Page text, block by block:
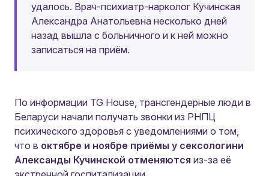
удалось. Врач-психиатр-нарколог Кучинская
Александра Анатольевна несколько дней
назад вышла с больничного и к ней можно
записаться на приём.
По информации TG House, трансгендерные люди в
Беларуси начали получать звонки из РНПЦ
психического здоровья с уведомлениями о том,
что в октябре и ноябре приёмы у сексологини
Александы Кучинской отменяются из-за её